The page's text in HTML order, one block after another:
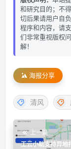
和研究目的；不
切后果请用户自
程序和内容，请
们非常重视版权
解！
海报分享
清风
上一篇
工云小助支持异地